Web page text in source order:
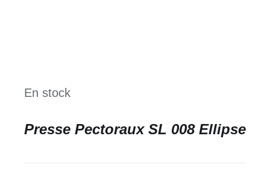
En stock
Presse Pectoraux SL 008 Ellipse